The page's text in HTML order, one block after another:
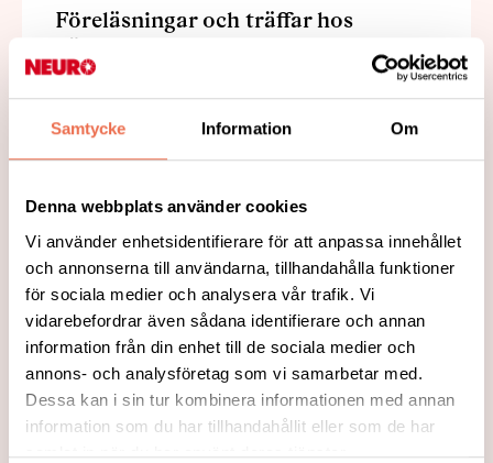
Samtycke Information Om
Denna webbplats använder cookies
Vi använder enhetsidentifierare för att anpassa innehållet
och annonserna till användarna, tillhandahålla funktioner
för sociala medier och analysera vår trafik. Vi
vidarebefordrar även sådana identifierare och annan
information från din enhet till de sociala medier och
annons- och analysföretag som vi samarbetar med.
Dessa kan i sin tur kombinera informationen med annan
information som du har tillhandahållit eller som de har
samlat in när du har använt deras tjänster.
Föreläsningar och träffar hos
Sällsynta diagnoser
Riksförbundet Sällsynta diagnoser bjuder
in till föreläsningar och träffar under
hösten. Mer information och länkar för att
Läs mer